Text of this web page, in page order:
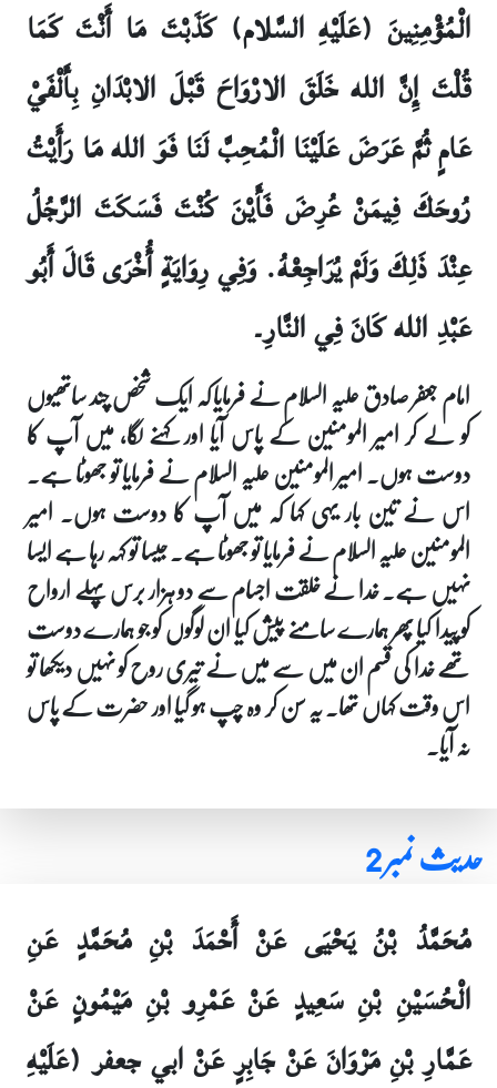
الْمُؤْمِنِينَ (عَلَيْهِ السَّلام) كَذَبْتَ مَا أَنْتَ كَمَا
قُلْتَ إِنَّ الله خَلَقَ الارْوَاحَ قَبْلَ الابْدَانِ بِأَلْفَيْ
عَامٍ ثُمَّ عَرَضَ عَلَيْنَا الْمُحِبَّ لَنَا فَوَ الله مَا رَأَيْتُ
رُوحَكَ فِيمَنْ عُرِضَ فَأَيْنَ كُنْتَ فَسَكَتَ الرَّجُلُ
عِنْدَ ذَلِكَ وَلَمْ يُرَاجِعْهُ. وَفِي رِوَايَةٍ أُخْرَى قَالَ أَبُو
عَبْدِ الله كَانَ فِي النَّارِ۔
امام جعفر صادق علیہ السلام نے فرمایا کہ ایک شخص چند ساتھیوں
کو لے کر امیر المومنین کے پاس آیا اور کہنے لگا، میں آپ کا
دوست ہوں۔ امیر المومنین علیہ السلام نے فرمایا تو جھوٹا ہے۔
اس نے تین بار یہی کہا کہ میں آپ کا دوست ہوں۔ امیر
المومنین علیہ السلام نے فرمایا تو جھوٹا ہے۔ جیسا تو کہہ رہا ہے ایسا
نہیں ہے۔ خدا نے خلقت اجسام سے دو ہزار برس پہلے ارواح
کو پیدا کیا پھر ہمارے سامنے پیش کیا ان لوگوں کو جو ہمارے دوست
تھے خدا کی قسم ان میں سے میں نے تیری روح کو نہیں دیکھا تو
اس وقت کہاں تھا۔ یہ سن کر وہ چپ ہو گیا اور حضرت کے پاس
نہ آیا۔
حدیث نمبر 2
مُحَمَّدُ بْنُ يَحْيَى عَنْ أَحْمَدَ بْنِ مُحَمَّدٍ عَنِ
الْحُسَيْنِ بْنِ سَعِيدٍ عَنْ عَمْرِو بْنِ مَيْمُونٍ عَنْ
عَمَّارِ بْنِ مَرْوَانَ عَنْ جَابِرٍ عَنْ ابي جعفر (عَلَيْهِ